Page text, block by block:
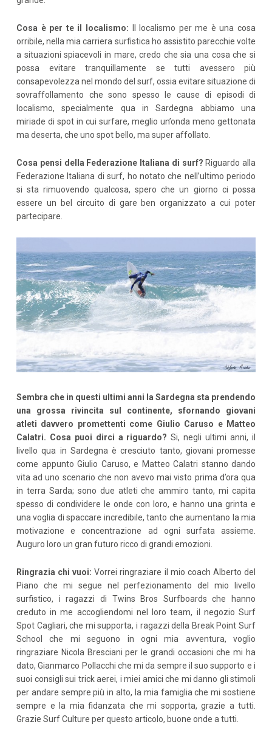
Cosa è per te il localismo:
Il localismo per me è una cosa
orribile, nella mia carriera surfistica ho assistito parecchie volte
a situazioni spiacevoli in mare, credo che sia una cosa che si
possa evitare tranquillamente se tutti avessero più
consapevolezza nel mondo del surf, ossia evitare situazione di
sovraffollamento che sono spesso le cause di episodi di
localismo, specialmente qua in Sardegna abbiamo una
miriade di spot in cui surfare, meglio un’onda meno gettonata
ma deserta, che uno spot bello, ma super affollato.
Cosa pensi della Federazione Italiana di surf? Riguardo alla
Federazione Italiana di surf, ho notato che nell’ultimo periodo
si sta rimuovendo qualcosa, spero che un giorno ci possa
essere un bel circuito di gare ben organizzato a cui poter
partecipare.
Sembra che in questi ultimi anni la Sardegna sta prendendo
una grossa rivincita sul continente, sfornando giovani
atleti davvero promettenti come Giulio Caruso e Matteo
Calatri. Cosa puoi dirci a riguardo?Si, negli ultimi anni, il
livello qua in Sardegna è cresciuto tanto, giovani promesse
come appunto Giulio Caruso, e Matteo Calatri stanno dando
vita ad uno scenario che non avevo mai visto prima d’ora qua
in terra Sarda; sono due atleti che ammiro tanto, mi capita
spesso di condividere le onde con loro, e hanno una grinta e
una voglia di spaccare incredibile, tanto che aumentano la mia
motivazione e concentrazione ad ogni surfata assieme.
Auguro loro un gran futuro ricco di grandi emozioni.
Ringrazia chi vuoi: Vorrei ringraziare il mio coach Alberto del
Piano che mi segue nel perfezionamento del mio livello
surfistico, i ragazzi di Twins Bros Surfboards che hanno
creduto in me accogliendomi nel loro team, il negozio Surf
Spot Cagliari, che mi supporta, i ragazzi della Break Point Surf
School che mi seguono in ogni mia avventura, voglio
ringraziare Nicola Bresciani per le grandi occasioni che mi ha
dato, Gianmarco Pollacchi che mi da sempre il suo supporto e i
suoi consigli sui trick aerei, i miei amici che mi danno gli stimoli
per andare sempre più in alto, la mia famiglia che mi sostiene
sempre e la mia fidanzata che mi sopporta, grazie a tutti.
Grazie Surf Culture per questo articolo, buone onde a tutti.